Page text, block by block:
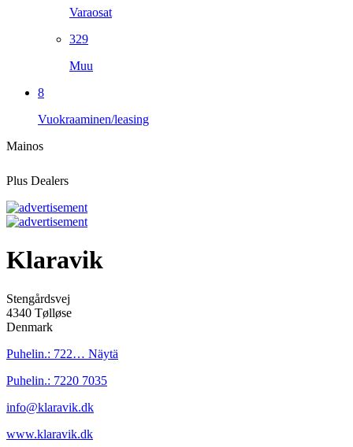
Varaosat
329
Muu
8
Vuokraaminen/leasing
Mainos
Plus Dealers
Klaravik
Stengårdsvej
4340 Tølløse
Denmark
Puhelin.: 722… Näytä
Puhelin.: 7220 7035
info@klaravik.dk
www.klaravik.dk